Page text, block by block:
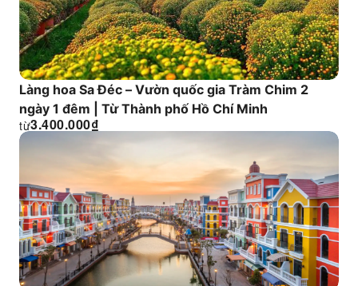
Làng hoa Sa Đéc – Vườn quốc gia Tràm Chim 2
ngày 1 đêm | Từ Thành phố Hồ Chí Minh
₫
3.400.000
từ